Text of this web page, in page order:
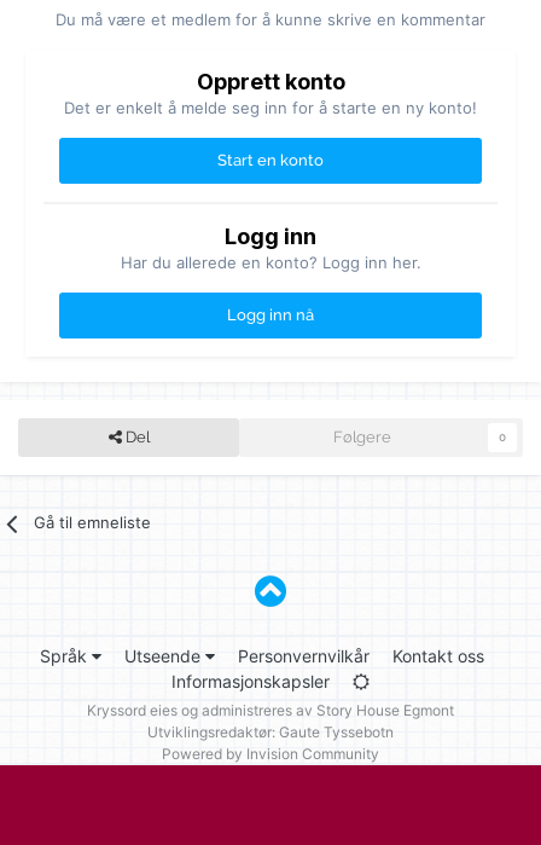
Du må være et medlem for å kunne skrive en kommentar
Opprett konto
Det er enkelt å melde seg inn for å starte en ny konto!
Start en konto
Logg inn
Har du allerede en konto? Logg inn her.
Logg inn nå
Del Følgere 0
Gå til emneliste
Språk Utseende Personvernvilkår
Kontakt oss
Informasjonskapsler
Kryssord eies og administreres av Story House Egmont
Utviklingsredaktør: Gaute Tyssebotn
Powered by Invision Community